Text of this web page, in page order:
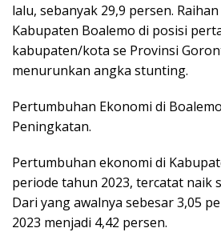
lalu, sebanyak 29,9 persen.
Kabupaten Boalemo di posisi
kabupaten/kota se Provinsi
menurunkan angka stunting.
Pertumbuhan Ekonomi di
Peningkatan.
Pertumbuhan ekonomi di
periode tahun 2023, tercatat naik
Dari yang awalnya sebesar 3,05
2023 menjadi 4,42 persen.